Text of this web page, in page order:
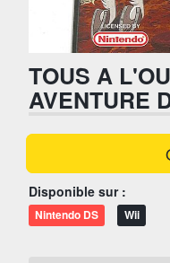
TOUS A
AVENTURE
Disponible sur :
Nintendo DS Wii